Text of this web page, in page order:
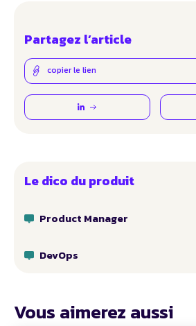
Partagez l’article
copier le lien
Le dico du produit
Product Manager
DevOps
Vous aimerez aussi